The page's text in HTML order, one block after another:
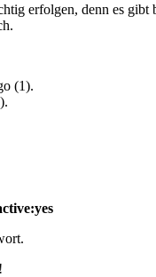
erfolgen, denn es
(1).